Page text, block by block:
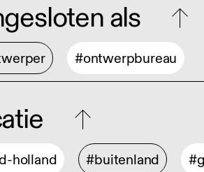
als
#ontwerpbureau
holland #buitenland